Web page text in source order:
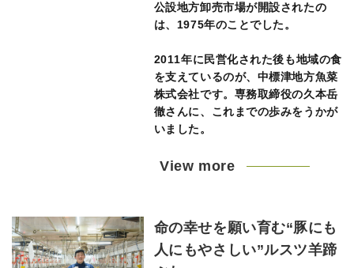
公設地方卸売市場が開設されたの
は、1975年のことでした。
2011年に民営化された後も地域の食
を支えているのが、中標津地方魚菜
株式会社です。専務取締役の久本岳
徹さんに、これまでの歩みをうかが
いました。
View more
命の幸せを願い育む“豚にも
人にもやさしい”ルスツ羊蹄